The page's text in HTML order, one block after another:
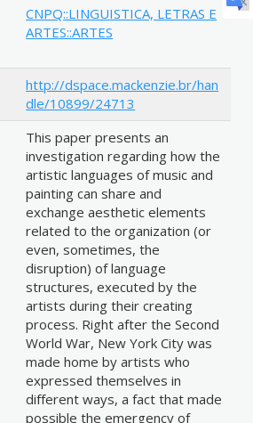
CNPQ::LINGUISTICA, LETRAS E
ARTES::ARTES
http://dspace.mackenzie.br/han
dle/10899/24713
This paper presents an
investigation regarding how the
artistic languages of music and
painting can share and
exchange aesthetic elements
related to the organization (or
even, sometimes, the
disruption) of language
structures, executed by the
artists during their creating
process. Right after the Second
World War, New York City was
made home by artists who
expressed themselves in
different ways, a fact that made
possible the emergency of